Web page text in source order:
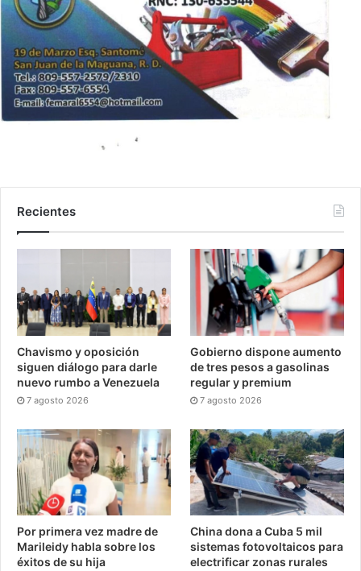
Recientes
Chavismo y oposición
siguen diálogo para darle
nuevo rumbo a Venezuela
7 agosto 2026
Gobierno dispone aumento
de tres pesos a gasolinas
regular y premium
7 agosto 2026
Por primera vez madre de
Marileidy habla sobre los
éxitos de su hija
China dona a Cuba 5 mil
sistemas fotovoltaicos para
electrificar zonas rurales